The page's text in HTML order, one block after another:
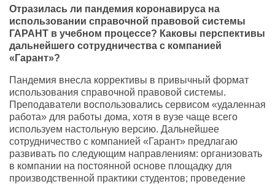
Отразилась ли пандемия коронавируса на
использовании справочной правовой системы
ГАРАНТ в учебном процессе? Каковы перспективы
дальнейшего сотрудничества с компанией
«Гарант»?
Пандемия внесла коррективы в привычный формат
использования справочной правовой системы.
Преподаватели воспользовались сервисом «удаленная
работа» для работы дома, хотя в вузе чаще всего
используем настольную версию. Дальнейшее
сотрудничество с компанией «Гарант» предлагаю
развивать по следующим направлениям: организовать
в компании на постоянной основе площадку для
производственной практики студентов; проведение